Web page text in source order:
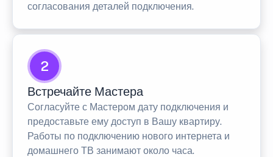
согласования деталей подключения.
2
Встречайте Мастера
Согласуйте с Мастером дату подключения и
предоставьте ему доступ в Вашу квартиру.
Работы по подключению нового интернета и
домашнего ТВ занимают около часа.